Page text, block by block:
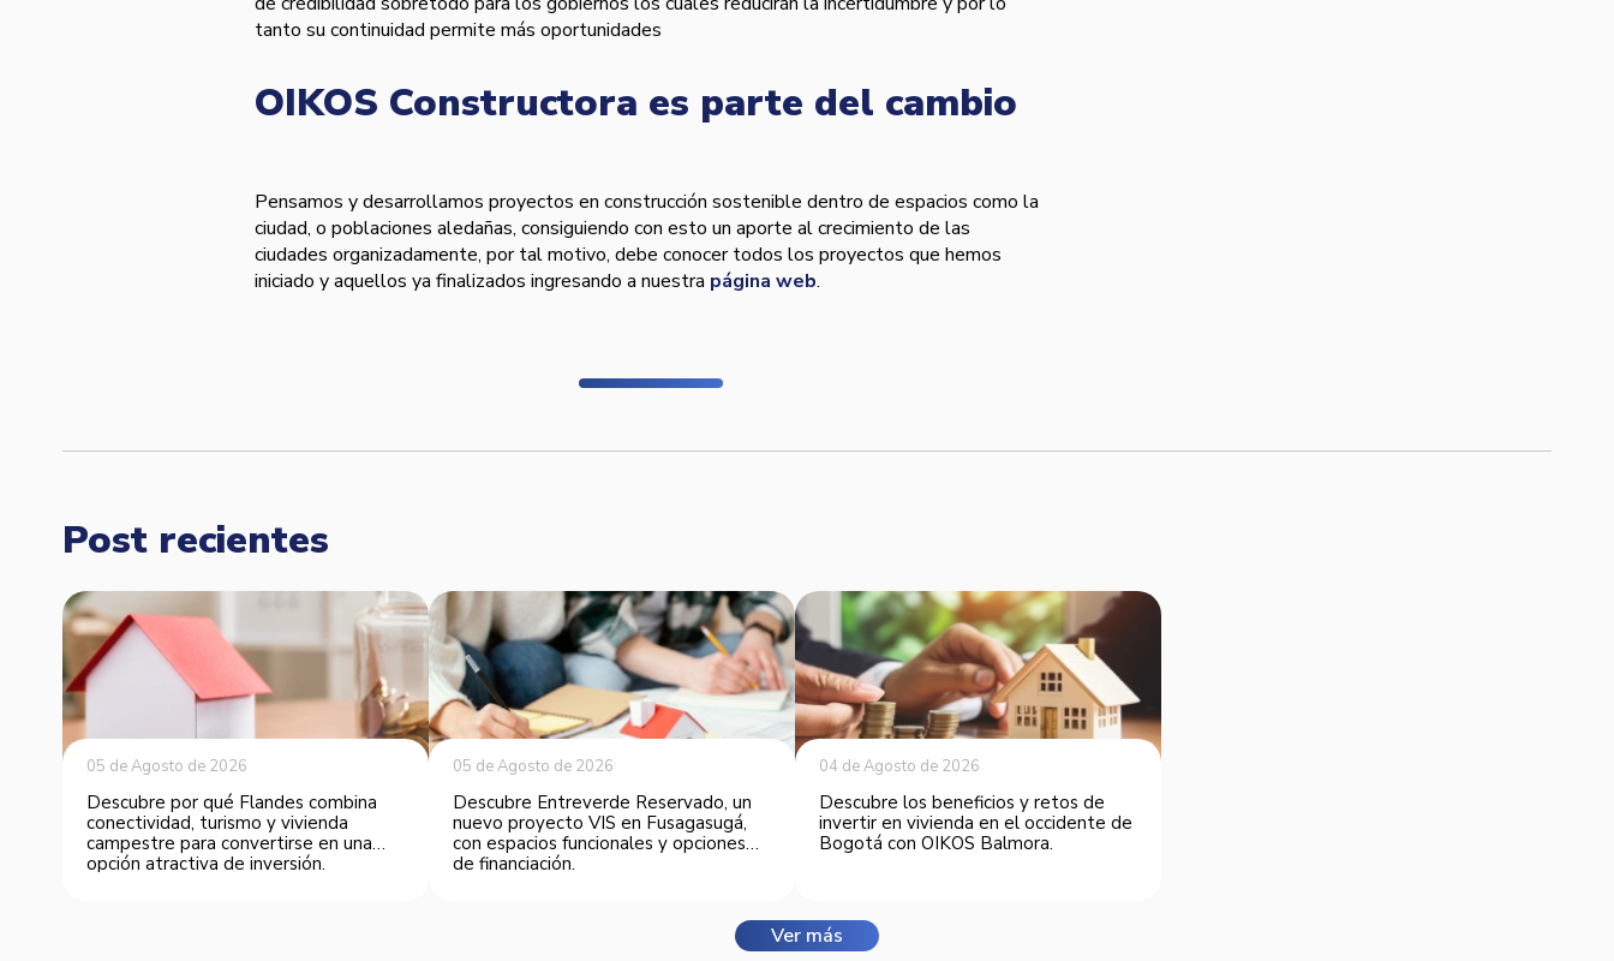
tanto su continuidad permite más oportunidades
OIKOS Constructora es parte del cambio
Pensamos y desarrollamos proyectos en construcción sostenible dentro de espacios como la
ciudad, o poblaciones aledañas, consiguiendo con esto un aporte al crecimiento de las
ciudades organizadamente, por tal motivo, debe conocer todos los proyectos que hemos
iniciado y aquellos ya finalizados ingresando a nuestra página web.
Post recientes
05 de Agosto de 2026
Descubre por qué Flandes combina
conectividad, turismo y vivienda
campestre para convertirse en una
opción atractiva de inversión.
05 de Agosto de 2026
Descubre Entreverde Reservado, un
nuevo proyecto VIS en Fusagasugá,
con espacios funcionales y opciones
de financiación.
04 de Agosto de 2026
Descubre los beneficios y retos de
invertir en vivienda en el occidente de
Bogotá con OIKOS Balmora.
Ver más